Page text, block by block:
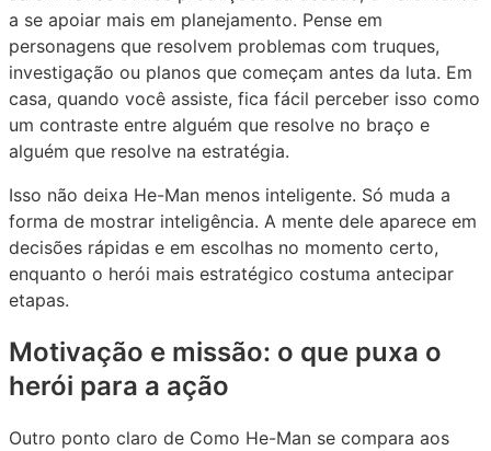
a se apoiar mais em planejamento. Pense em
personagens que resolvem problemas com truques,
investigação ou planos que começam antes da luta. Em
casa, quando você assiste, fica fácil perceber isso como
um contraste entre alguém que resolve no braço e
alguém que resolve na estratégia.
Isso não deixa He-Man menos inteligente. Só muda a
forma de mostrar inteligência. A mente dele aparece em
decisões rápidas e em escolhas no momento certo,
enquanto o herói mais estratégico costuma antecipar
etapas.
Motivação e missão: o que puxa o
herói para a ação
Outro ponto claro de Como He-Man se compara aos